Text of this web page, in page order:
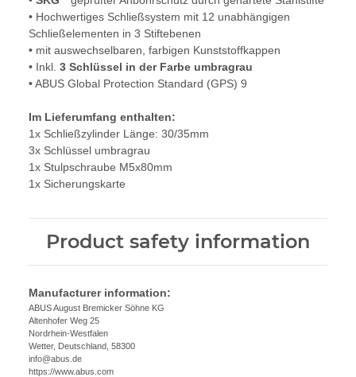
• Hochwertiges Schließsystem mit 12 unabhängigen
Schließelementen in 3 Stiftebenen
• mit auswechselbaren, farbigen Kunststoffkappen
• Inkl. 3 Schlüssel in der Farbe umbragrau
• ABUS Global Protection Standard (GPS) 9
Im Lieferumfang enthalten:
1x Schließzylinder Länge: 30/35mm
3x Schlüssel umbragrau
1x Stulpschraube M5x80mm
1x Sicherungskarte
Product safety information
Manufacturer information:
ABUS August Bremicker Söhne KG
Altenhofer Weg 25
Nordrhein-Westfalen
Wetter, Deutschland, 58300
info@abus.de
https://www.abus.com